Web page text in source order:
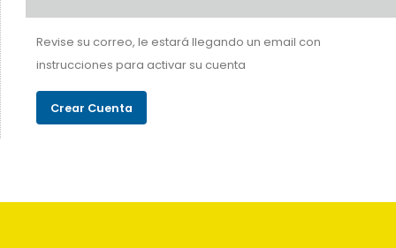
Revise su correo, le estará llegando un email con
instrucciones para activar su cuenta